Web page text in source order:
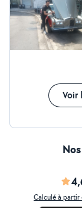
automobile même
choses est il la
pas fait appel à
aidé bonnes
Voir
Calculé à partir